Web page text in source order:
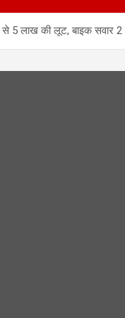
से 5 लाख की लूट, बाइक सवार